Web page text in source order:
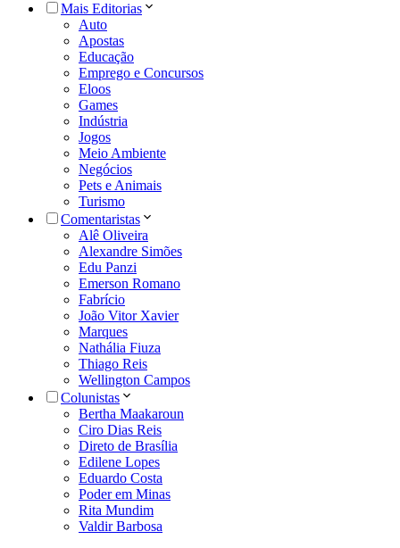
Mais Editorias
Auto
Apostas
Educação
Emprego e Concursos
Eloos
Games
Indústria
Jogos
Meio Ambiente
Negócios
Pets e Animais
Turismo
Comentaristas
Alê Oliveira
Alexandre Simões
Edu Panzi
Emerson Romano
Fabrício
João Vitor Xavier
Marques
Nathália Fiuza
Thiago Reis
Wellington Campos
Colunistas
Bertha Maakaroun
Ciro Dias Reis
Direto de Brasília
Edilene Lopes
Eduardo Costa
Poder em Minas
Rita Mundim
Valdir Barbosa